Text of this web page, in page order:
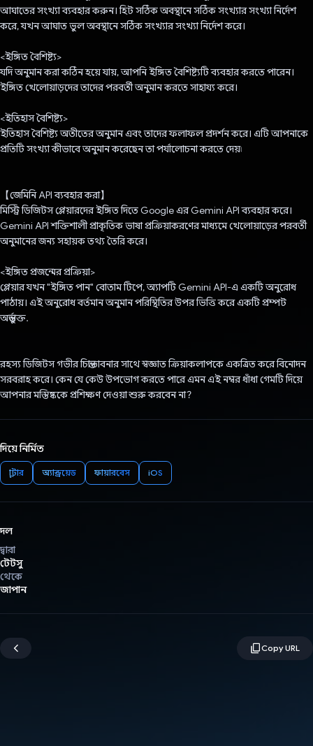
আঘাতের সংখ্যা ব্যবহার করুন। হিট সঠিক অবস্থানে সঠিক সংখ্যার সংখ্যা নির্দেশ
করে, যখন আঘাত ভুল অবস্থানে সঠিক সংখ্যার সংখ্যা নির্দেশ করে।
<ইঙ্গিত বৈশিষ্ট্য>
যদি অনুমান করা কঠিন হয়ে যায়, আপনি ইঙ্গিত বৈশিষ্ট্যটি ব্যবহার করতে পারেন।
ইঙ্গিত খেলোয়াড়দের তাদের পরবর্তী অনুমান করতে সাহায্য করে।
<ইতিহাস বৈশিষ্ট্য>
ইতিহাস বৈশিষ্ট্য অতীতের অনুমান এবং তাদের ফলাফল প্রদর্শন করে। এটি আপনাকে
প্রতিটি সংখ্যা কীভাবে অনুমান করেছেন তা পর্যালোচনা করতে দেয়৷
【জেমিনি API ব্যবহার করা】
মিস্ট্রি ডিজিটস প্লেয়ারদের ইঙ্গিত দিতে Google এর Gemini API ব্যবহার করে।
Gemini API শক্তিশালী প্রাকৃতিক ভাষা প্রক্রিয়াকরণের মাধ্যমে খেলোয়াড়ের পরবর্তী
অনুমানের জন্য সহায়ক তথ্য তৈরি করে।
<ইঙ্গিত প্রজন্মের প্রক্রিয়া>
প্লেয়ার যখন "ইঙ্গিত পান" বোতাম টিপে, অ্যাপটি Gemini API-এ একটি অনুরোধ
পাঠায়। এই অনুরোধ বর্তমান অনুমান পরিস্থিতির উপর ভিত্তি করে একটি প্রম্পট
অন্তর্ভুক্ত.
রহস্য ডিজিটস গভীর চিন্তাভাবনার সাথে স্বজ্ঞাত ক্রিয়াকলাপকে একত্রিত করে বিনোদন
সরবরাহ করে। কেন যে কেউ উপভোগ করতে পারে এমন এই নম্বর ধাঁধা গেমটি দিয়ে
আপনার মস্তিষ্ককে প্রশিক্ষণ দেওয়া শুরু করবেন না?
দিয়ে নির্মিত
ফ্লাটার অ্যান্ড্রয়েড ফায়ারবেস iOS
দল
দ্বারা
টেটসু
থেকে
জাপান